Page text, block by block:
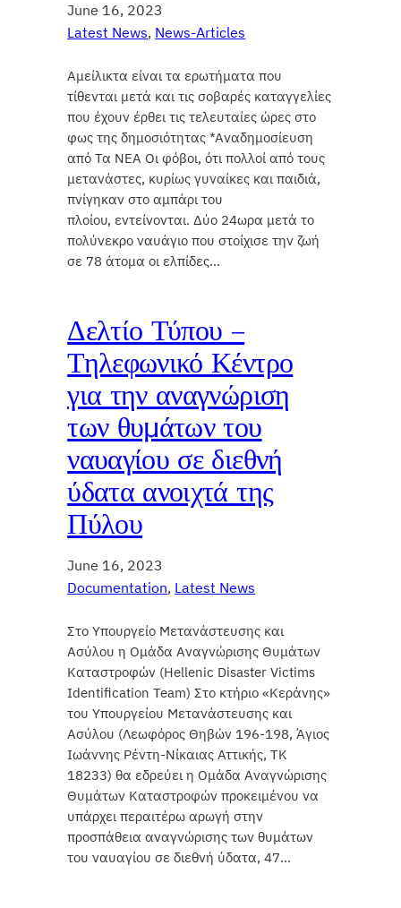
June 16, 2023
Latest News, News-Articles
Αμείλικτα είναι τα ερωτήματα που
τίθενται μετά και τις σοβαρές καταγγελίες
που έχουν έρθει τις τελευταίες ώρες στο
φως της δημοσιότητας *Αναδημοσίευση
από Τα ΝΕΑ Οι φόβοι, ότι πολλοί από τους
μετανάστες, κυρίως γυναίκες και παιδιά,
πνίγηκαν στο αμπάρι του
πλοίου, εντείνονται. Δύο 24ωρα μετά το
πολύνεκρο ναυάγιο που στοίχισε την ζωή
σε 78 άτομα οι ελπίδες…
Δελτίο Τύπου –
Τηλεφωνικό Κέντρο
για την αναγνώριση
των θυμάτων του
ναυαγίου σε διεθνή
ύδατα ανοιχτά της
Πύλου
June 16, 2023
Documentation, Latest News
Στο Υπουργείο Μετανάστευσης και
Ασύλου η Ομάδα Αναγνώρισης Θυμάτων
Καταστροφών (Hellenic Disaster Victims
Identification Team) Στο κτήριο «Κεράνης»
του Υπουργείου Μετανάστευσης και
Ασύλου (Λεωφόρος Θηβών 196-198, Άγιος
Ιωάννης Ρέντη-Νίκαιας Αττικής, ΤΚ
18233) θα εδρεύει η Ομάδα Αναγνώρισης
Θυμάτων Καταστροφών προκειμένου να
υπάρχει περαιτέρω αρωγή στην
προσπάθεια αναγνώρισης των θυμάτων
του ναυαγίου σε διεθνή ύδατα, 47…